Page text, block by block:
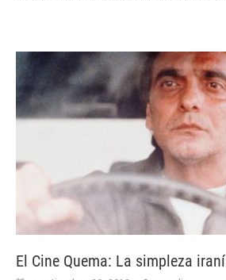
El Cine Quema: La simpleza iraní